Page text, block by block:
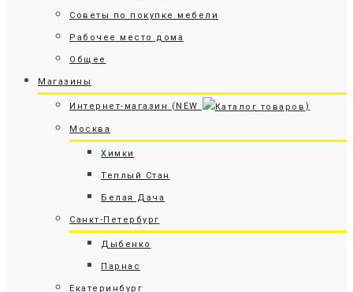
Советы по покупке мебели
Рабочее место дома
Общее
Магазины
Интернет-магазин (NEW )
Москва
Химки
Теплый Стан
Белая Дача
Санкт-Петербург
Дыбенко
Парнас
Екатеринбург